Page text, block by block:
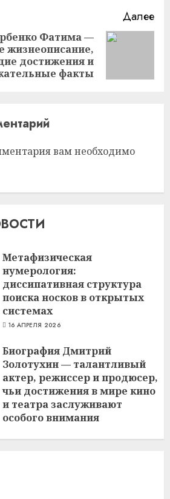
Далее
Фатима —
жизнеописание,
достижения и
факты
вам необходимо
Метафизическая
нумерология:
диссипативная структура
поиска носков в открытых
системах
16 АПРЕЛЯ 2026
Биография Дмитрий
Золотухин — талантливый
актер, режиссер и продюсер,
чьи достижения в мире кино
и театра заслуживают
особого внимания